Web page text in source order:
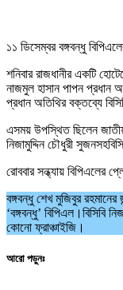
১১ ডিসেম্বর বঙ্গবন্ধু
শনিবার রাজধানীর একটি
নাজমুল হাসান পাপন প্রধান
প্রধান অতিথির বক্তব্যে
এসময় উপস্থিত ছিলেন
নিজামুদ্দিন চৌধুরী
রোববার সন্ধ্যায় বিপিএলের
বঙ্গবন্ধু শেখ মুজিবুর রহমানের
‘বঙ্গবন্ধু’ বিপিএল।বিসিবি
কোনো ফ্রাঞ্চাইজি।
আরো পড়ুনঃ